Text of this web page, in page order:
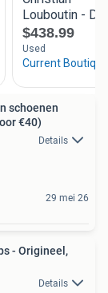
schoenen
€40)
Details
29 mei 26
- Origineel,
Details